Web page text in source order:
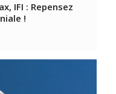
IFI : Repensez
!